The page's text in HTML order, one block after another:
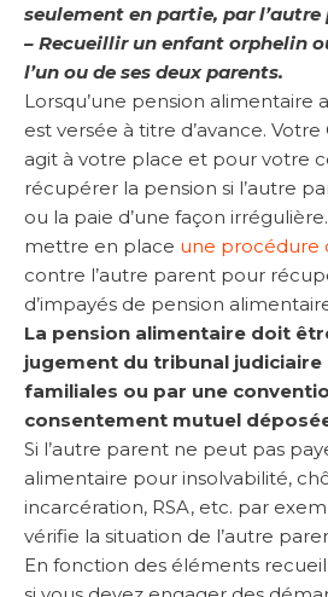
seulement en partie, par l’autre
– Recueillir un enfant orphelin
l’un ou de ses deux parents.
Lorsqu’une pension alimentaire
est versée à titre d’avance.
agit à votre place et pour votre
récupérer la pension si l’autre
ou la paie d’une façon
mettre en place une procédure
contre l’autre parent pour
d’impayés de pension
La pension alimentaire doit
jugement du tribunal
familiales ou par une
consentement mutuel
Si l’autre parent ne peut pas
alimentaire pour insolvabilité,
incarcération, RSA, etc. par
vérifie la situation de l’autre
En fonction des éléments